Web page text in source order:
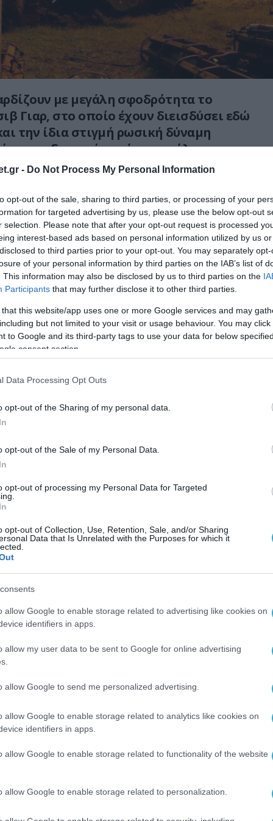
- Do Not Process My Personal Information
opt-out of the sale, sharing to third parties, or processing of your
for targeted advertising by us, please use the below opt-out
selection. Please note that after your opt-out request is processed
interest-based ads based on personal information utilized by us
to third parties prior to your opt-out. You may separately
of your personal information by third parties on the IAB’s list of
This information may also be disclosed by us to third parties on the
Participants that may further disclose it to other third parties.
that this website/app uses one or more Google services and may
but not limited to your visit or usage behaviour. You may
to Google and its third-party tags to use your data for below
consent section.
Data Processing Opt Outs
opt-out of the Sharing of my personal data.
opt-out of the Sale of my Personal Data.
opt-out of processing my Personal Data for Targeted
opt-out of Collection, Use, Retention, Sale, and/or Sharing
Data that Is Unrelated with the Purposes for which it
allow Google to enable storage related to advertising like cookies on
identifiers in apps.
allow my user data to be sent to Google for online advertising
allow Google to send me personalized advertising.
allow Google to enable storage related to analytics like cookies on
identifiers in apps.
allow Google to enable storage related to functionality of the website
allow Google to enable storage related to personalization.
με μεγάλη σφοδρότητα το
Γιαρ, στο οποίο έχουν διεισδύσει εδώ
την ίδια στιγμή ρωσική δύναμη
του δυτικού τομέα της πόλης με
του.
πως είναι συμφέρον για αυτούς να
σε επιμέρους τομείς ξεκινώντας από τα
τους καταλάβουν ξεχωριστά.
κτισμένη πάνω σε ύψωμα και δεν
αποστολή ενώ υπολογίζεται ότι στο
τουλάχιστον 7.000 Ουκρανοί,
προσωπικό της 247ης και της 251ης
βρίσκεται εντός του εργοστασιακού
πυραυλικές δυνάμεις.
ιδιαίτερα μεγάλες και ξεπέρασαν τους
οι Ρώσοι σήμερα θέλουν να
τις ευνοϊκές για αυτούς συγκυρίες.
θα εκκαθαριστεί το ανατολικό Τσάσιβ
η γραμμή του μετώπου θα κλονιστεί
να εξαρθρωθεί.
και αν πάρουν και το Τσάσιβ Γιαρ
το μέτωπο ακριβώς στο κέντρο του.
τη δυνατότητα να μπορούν να
δυνάμεις είτε βορειότερα είτε
και την απώλεια μεγάλων ποσοτήτων
οπλισμού. Το Τσάσιβ Γιαρ ήταν και είναι μία